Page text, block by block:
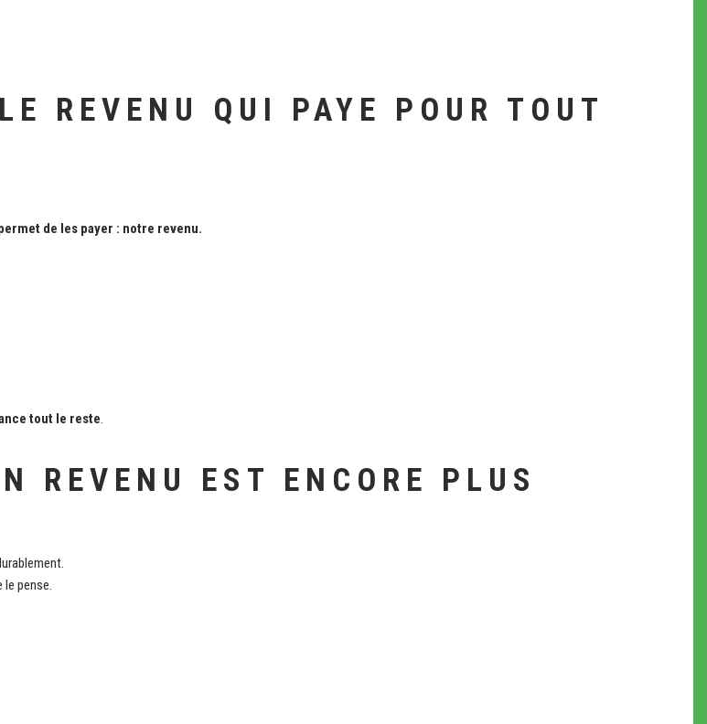
REVENU QUI PAYE POUR TOUT
de les payer : notre revenu.
tout le reste.
REVENU EST ENCORE PLUS
le pense.